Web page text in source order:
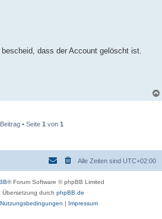
dass der Account gelöscht ist.
• Seite 1 von 1
Alle Zeiten sind UTC+02:00
® Forum Software © phpBB Limited
Übersetzung durch phpBB.de
Nutzungsbedingungen | Impressum